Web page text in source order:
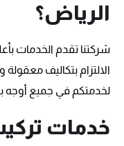
الرياض؟
شركتنا تقدم الخدمات
الالتزام بتكاليف
لخدمتكم في جميع أوجه
خدمات